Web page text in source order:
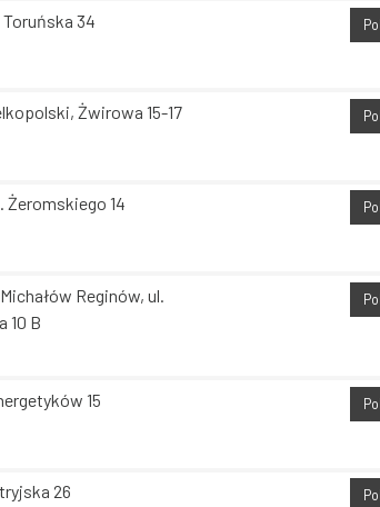
34
Żwirowa 15-17
Żeromskiego 14
Reginów, ul.
10 B
15
26